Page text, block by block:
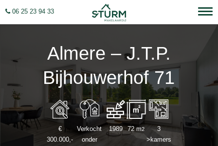
06 25 23 94 33
Almere – J.T.P.
Bijhouwerhof 71
€
300.000,-
Verkocht
onder
1989 72 m2
3
>kamers